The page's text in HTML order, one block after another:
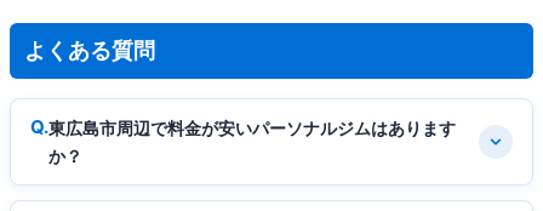
よくある質問
東広島市周辺で料金が安いパーソナルジムはあります
か？